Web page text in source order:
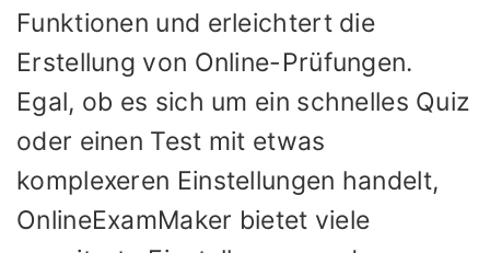
Funktionen und erleichtert die
Erstellung von Online-Prüfungen.
Egal, ob es sich um ein schnelles Quiz
oder einen Test mit etwas
komplexeren Einstellungen handelt,
OnlineExamMaker bietet viele